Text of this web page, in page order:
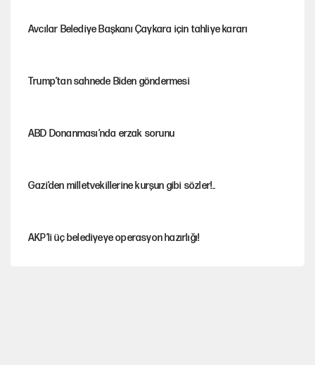
Avcılar Belediye Başkanı Çaykara için tahliye kararı
Trump’tan sahnede Biden göndermesi
ABD Donanması’nda erzak sorunu
Gazi’den milletvekillerine kurşun gibi sözler!..
AKP’li üç belediyeye operasyon hazırlığı!